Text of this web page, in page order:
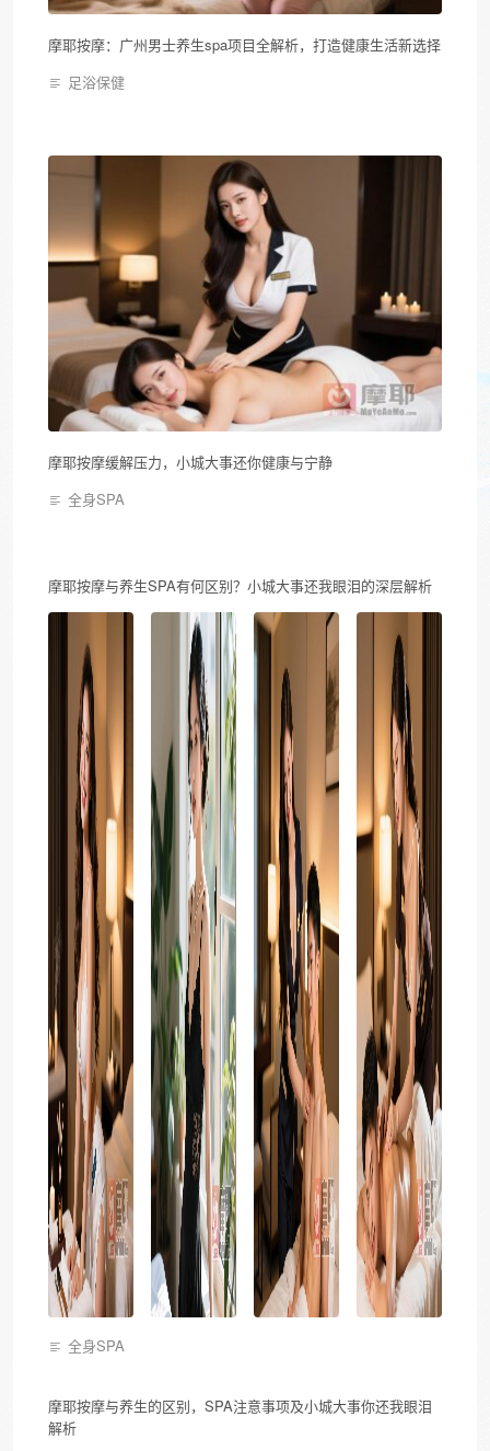
摩耶按摩：广州男士养生spa项目全解析，打造健康生活新选择
足浴保健
摩耶按摩缓解压力，小城大事还你健康与宁静
全身SPA
摩耶按摩与养生SPA有何区别？小城大事还我眼泪的深层解析
全身SPA
摩耶按摩与养生的区别，SPA注意事项及小城大事你还我眼泪
解析